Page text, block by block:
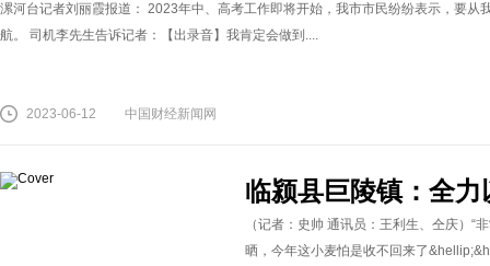
漯河台记者刘丽霞报道： 2023年中、高考工作即将开始，我市市民纷纷表示，要从
航。 司机李先生告诉记者：【出录音】我肯定会做到....
2023-06-12 中国财经新闻网
临颍县巨陵镇：全
（记者：史帅 通讯员：王利生、仝庆）“
晒，今年这小麦怕是收不回来了